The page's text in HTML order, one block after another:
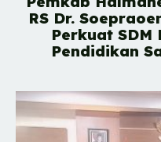
RS Dr.
Perkuat SDM
Pendidikan